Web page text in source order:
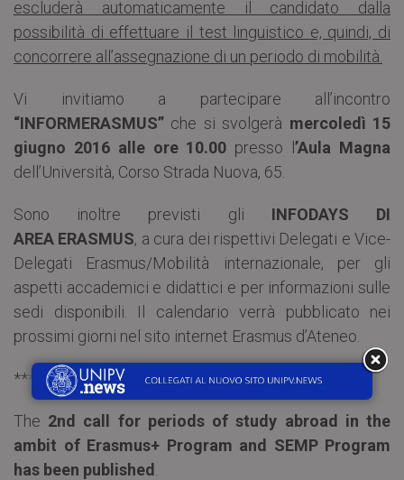
escluderà automaticamente il candidato dalla
possibilità di effettuare il test linguistico e, quindi, di
concorrere all’assegnazione di un periodo di mobilità.
Vi invitiamo a partecipare all’incontro
“INFORMERASMUS” che si svolgerà mercoledì 15
giugno 2016 alle ore 10.00 presso l’Aula Magna
dell’Università, Corso Strada Nuova, 65.
Sono inoltre previsti gli INFODAYS DI
AREA ERASMUS, a cura dei rispettivi Delegati e Vice-
Delegati Erasmus/Mobilità internazionale, per gli
aspetti accademici e didattici e per informazioni sulle
sedi disponibili. Il calendario verrà pubblicato nei
prossimi giorni nel sito internet Erasmus d’Ateneo.
***
The 2nd call for periods of study abroad in the
ambit of Erasmus+ Program and SEMP Program
has been published